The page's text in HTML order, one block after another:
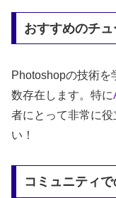
おすすめのチ
Photoshopの技術を
数存在します。特に
者にとって非常に
い！
コミュニティ